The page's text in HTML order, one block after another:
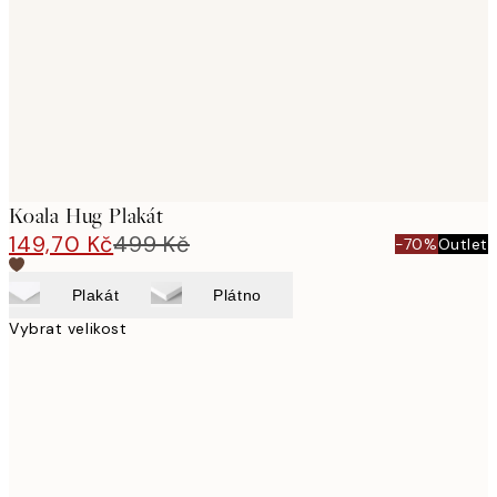
Koala Hug Plakát
149,70 Kč499 Kč -70%Outlet
Plakát Plátno
Vybrat velikost